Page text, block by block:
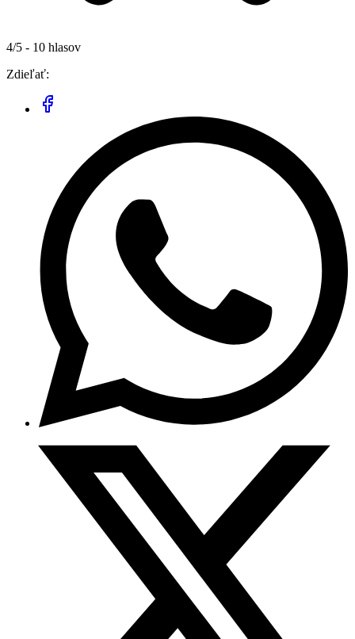
4/5 - 10 hlasov
Zdieľať: